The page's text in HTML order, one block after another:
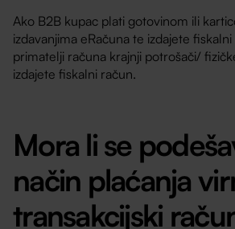
Ako B2B kupac plati gotovinom ili
izdavanjima eRačuna te izdajete
primatelji računa krajnji potrošači/
izdajete fiskalni račun.
Mora li se
način plaćanja
transakcijski